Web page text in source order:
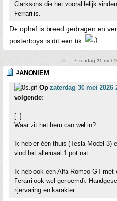
Clarksons die het vooral lelijk
Ferrari is.
De ophef is breed gedragen en
posterboys is dit een tik.
• zondag 31 mei
#ANONIEM
Op zaterdag 30 mei 2026
volgende:
[..]
Waar zit het hem dan wel in?
Ik heb er één thuis (Tesla Model 3)
vind het allemaal 1 pot nat.
Ik heb ook een Alfa Romeo GT
Ferarri ook wel genoemd).
rijervaring en karakter.